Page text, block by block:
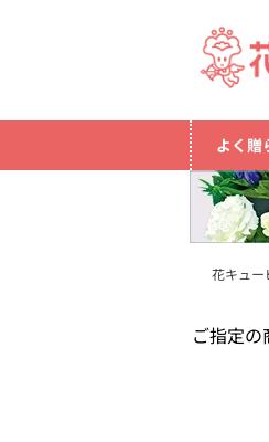
よく贈
花キュー
ご指定の